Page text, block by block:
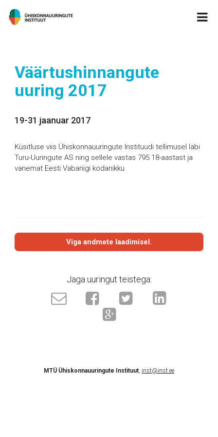
Väärtushinnangute
uuring 2017
19-31 jaanuar 2017
Küsitluse viis Ühiskonnauuringute Instituudi tellimusel läbi
Turu-Uuringute AS ning sellele vastas 795 18-aastast ja
vanemat Eesti Vabariigi kodanikku
Viga andmete laadimisel.
Jaga uuringut teistega:
MTÜ Ühiskonnauuringute Instituut, inst@inst.ee